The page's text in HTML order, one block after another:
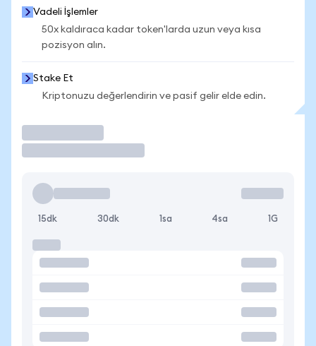
Vadeli İşlemler
50x kaldıraca kadar token'larda uzun veya kısa
pozisyon alın.
Stake Et
Kriptonuzu değerlendirin ve pasif gelir elde edin.
15dk 30dk 1sa 4sa 1G